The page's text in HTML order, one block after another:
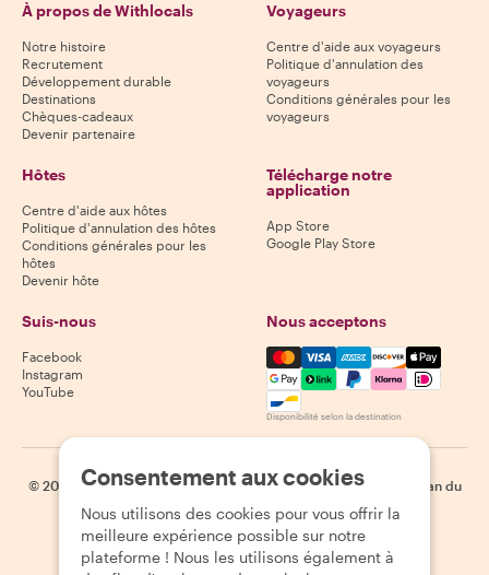
À propos de Withlocals
Notre histoire
Recrutement
Développement durable
Destinations
Chèques-cadeaux
Devenir partenaire
Voyageurs
Centre d'aide aux voyageurs
Politique d'annulation des
voyageurs
Conditions générales pour les
voyageurs
Hôtes
Centre d'aide aux hôtes
Politique d'annulation des hôtes
Conditions générales pour les
hôtes
Devenir hôte
Télécharge notre
application
App Store
Google Play Store
Suis-nous
Facebook
Instagram
YouTube
Nous acceptons
Mastercard, Visa, Amex,
Disponibilité selon la destination
© 2026 Withlocals.com | Politique de confidentialité | Cookies
Plan du
site
Consentement aux cookies
Nous utilisons des cookies pour vous offrir la
meilleure expérience possible sur notre
plateforme ! Nous les utilisons également à